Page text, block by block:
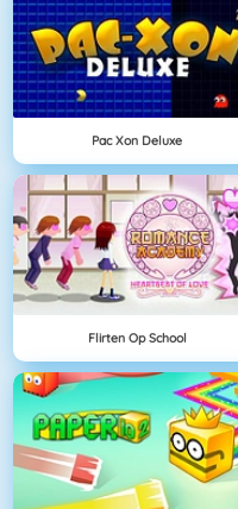
Pac Xon Deluxe
Flirten Op School